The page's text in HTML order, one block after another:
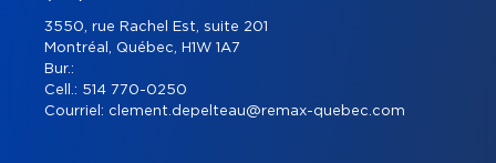
3550, rue Rachel Est, suite 201
Montréal, Québec, H1W 1A7
Bur.:
Cell.: 514 770-0250
Courriel: clement.depelteau@remax-quebec.com